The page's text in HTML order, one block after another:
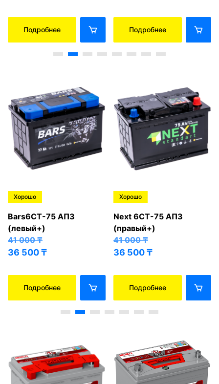
Подробнее Подробнее
Хорошо
Bars6СТ-75 АПЗ
(левый+)
41 000₸
36 500₸
Подробнее
Хорошо
Next 6СТ-75 АПЗ
(правый+)
41 000₸
36 500₸
Подробнее